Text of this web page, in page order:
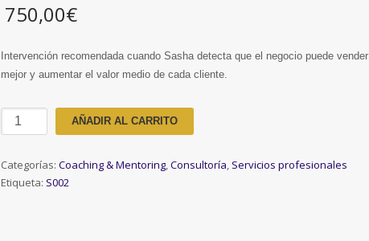
750,00€
Intervención recomendada cuando Sasha detecta que el negocio puede vender
mejor y aumentar el valor medio de cada cliente.
Sistema
de
y
ticket
AÑADIR AL CARRITO
Categorías: Coaching & Mentoring,Consultoría, Servicios profesionales
Etiqueta: S002